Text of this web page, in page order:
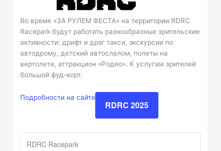
Во время «ЗА РУЛЕМ ФЕСТА» на территории RDRC
Racepark будут работать разнообразные зрительские
активности: дрифт и дрэг такси, экскурсии по
автодрому, детский автослалом, полеты на
вертолете, аттракцион «Родео». К услугам зрителей
большой фуд-корт.
Подробности на сайте
RDRC 2025
RDRC Racepark